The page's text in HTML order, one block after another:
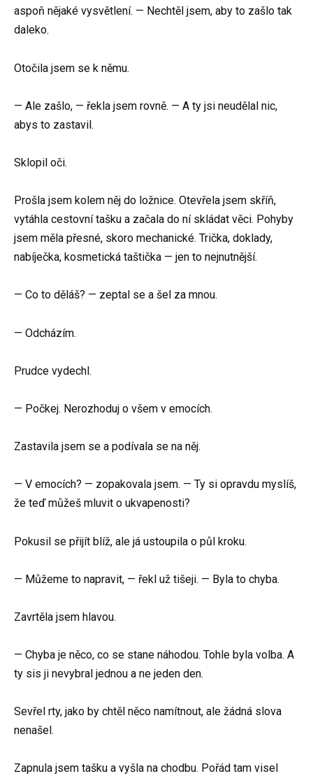
aspoň nějaké vysvětlení. — Nechtěl jsem, aby to zašlo tak
daleko.
Otočila jsem se k němu.
— Ale zašlo, — řekla jsem rovně. — A ty jsi neudělal nic,
abys to zastavil.
Sklopil oči.
Prošla jsem kolem něj do ložnice. Otevřela jsem skříň,
vytáhla cestovní tašku a začala do ní skládat věci. Pohyby
jsem měla přesné, skoro mechanické. Trička, doklady,
nabíječka, kosmetická taštička — jen to nejnutnější.
— Co to děláš? — zeptal se a šel za mnou.
— Odcházím.
Prudce vydechl.
— Počkej. Nerozhoduj o všem v emocích.
Zastavila jsem se a podívala se na něj.
— V emocích? — zopakovala jsem. — Ty si opravdu myslíš,
že teď můžeš mluvit o ukvapenosti?
Pokusil se přijít blíž, ale já ustoupila o půl kroku.
— Můžeme to napravit, — řekl už tišeji. — Byla to chyba.
Zavrtěla jsem hlavou.
— Chyba je něco, co se stane náhodou. Tohle byla volba. A
ty sis ji nevybral jednou a ne jeden den.
Sevřel rty, jako by chtěl něco namítnout, ale žádná slova
nenašel.
Zapnula jsem tašku a vyšla na chodbu. Pořád tam visel